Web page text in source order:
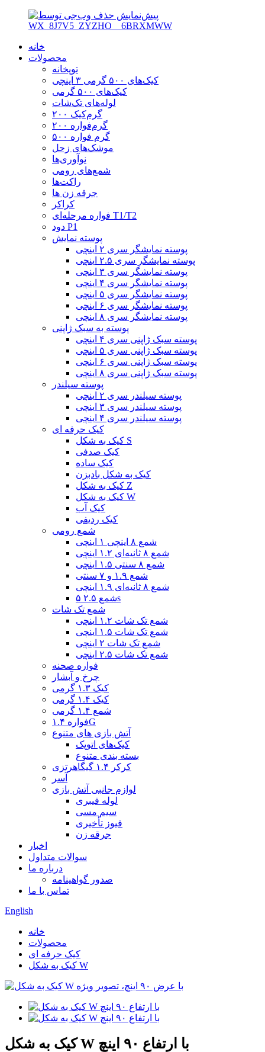
خانه
محصولات
توپخانه
کیک‌های ۵۰۰ گرمی ۳ اینچی
کیک‌های ۵۰۰ گرمی
لوله‌های تک‌شات
۲۰۰ گرم‌کیک
۲۰۰ گرم‌فواره
۵۰۰ گرم فواره
موشک‌های زحل
نوآوری‌ها
شمع‌های رومی
راکت‌ها
جرقه زن ها
کراکر
فواره مرحله‌ای T1/T2
دود P1
پوسته نمایش
پوسته نمایشگر سری ۲ اینچی
پوسته نمایشگر سری ۲.۵ اینچی
پوسته نمایشگر سری ۳ اینچی
پوسته نمایشگر سری ۴ اینچی
پوسته نمایشگر سری ۵ اینچی
پوسته نمایشگر سری ۶ اینچی
پوسته نمایشگر سری ۸ اینچی
پوسته به سبک ژاپنی
پوسته سبک ژاپنی سری ۴ اینچی
پوسته سبک ژاپنی سری ۵ اینچی
پوسته سبک ژاپنی سری ۶ اینچی
پوسته سبک ژاپنی سری ۸ اینچی
پوسته سیلندر
پوسته سیلندر سری ۲ اینچی
پوسته سیلندر سری ۳ اینچی
پوسته سیلندر سری ۴ اینچی
کیک حرفه ای
کیک به شکل S
کیک صدفی
کیک ساده
کیک به شکل بادبزن
کیک به شکل Z
کیک به شکل W
کیک آب
کیک ردیفی
شمع رومی
شمع ۸ اینچی ۱ اینچی
شمع ۸ ثانیه‌ای ۱.۲ اینچی
شمع ۸ سنتی ۱.۵ اینچی
شمع ۱.۹ و ۷ سنتی
شمع ۸ ثانیه‌ای ۱.۹ اینچی
شمع ۲.۵ ۵s
شمع تک شات
شمع تک شات ۱.۲ اینچی
شمع تک شات ۱.۵ اینچی
شمع تک شات ۲ اینچی
شمع تک شات ۲.۵ اینچی
فواره صحنه
چرخ و آبشار
کیک ۱.۳ گرمی
کیک ۱.۴ گرمی
شمع ۱.۴ گرمی
فواره ۱.۴G
آتش بازی های متنوع
کیک‌های اتوپک
بسته بندی متنوع
کرکر ۱.۴ گیگاهرتزی
آسر
لوازم جانبی آتش بازی
لوله فیبری
سیم مسی
فیوز تأخیری
جرقه زن
اخبار
سوالات متداول
درباره ما
صدور گواهینامه
تماس با ما
English
خانه
محصولات
کیک حرفه ای
کیک به شکل W
کیک به شکل W با ارتفاع ۹۰ اینچ